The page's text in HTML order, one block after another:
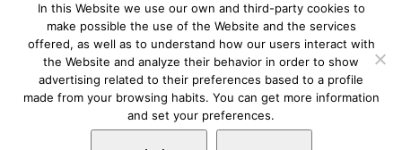
In this Website we use our own and third-party cookies to
make possible the use of the Website and the services
offered, as well as to understand how our users interact with
the Website and analyze their behavior in order to show
advertising related to their preferences based to a profile
made from your browsing habits. You can get more information
and set your preferences.